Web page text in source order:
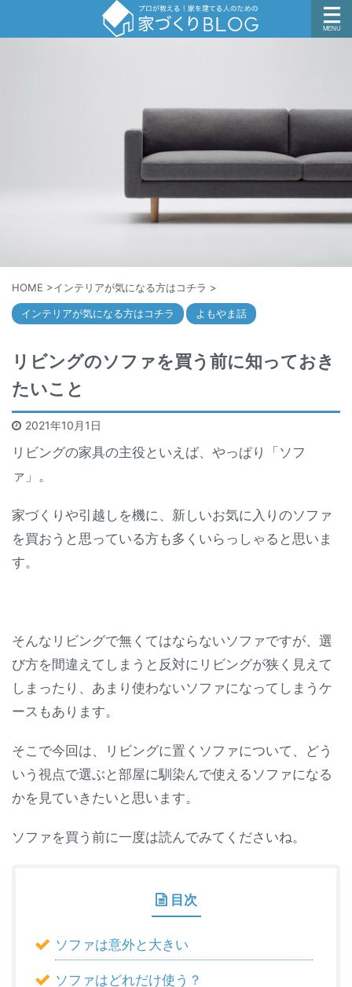
HOME >インテリアが気になる方はコチラ >
インテリアが気になる方はコチラ よもやま話
リビングのソファを買う前に知っておき
たいこと
2021年10月1日
リビングの家具の主役といえば、やっぱり「ソフ
ァ」。
家づくりや引越しを機に、新しいお気に入りのソファ
を買おうと思っている方も多くいらっしゃると思いま
す。
そんなリビングで無くてはならないソファですが、選
び方を間違えてしまうと反対にリビングが狭く見えて
しまったり、あまり使わないソファになってしまうケ
ースもあります。
そこで今回は、リビングに置くソファについて、どう
いう視点で選ぶと部屋に馴染んで使えるソファになる
かを見ていきたいと思います。
ソファを買う前に一度は読んでみてくださいね。
目次
ソファは意外と大きい
ソファはどれだけ使う？